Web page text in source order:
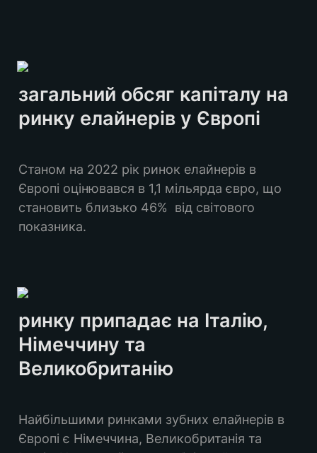
загальний обсяг капіталу на
ринку елайнерів у Європі
Станом на 2022 рік ринок елайнерів в
Європі оцінювався в 1,1 мільярда євро, що
становить близько 46%  від світового
показника.
ринку припадає на Італію,
Німеччину та
Великобританію
Найбільшими ринками зубних елайнерів в
Європі є Німеччина, Великобританія та